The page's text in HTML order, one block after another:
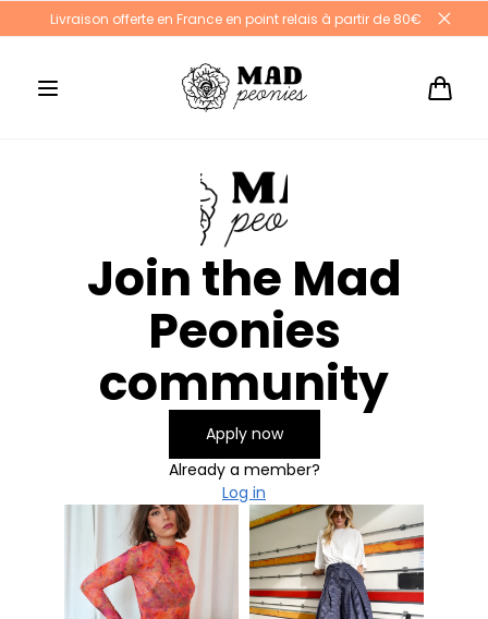
Aller au
contenu
Livraison offerte en France en point relais à partir de 80€
Join the Mad
Peonies
community
Apply now
Already a member?
Log in